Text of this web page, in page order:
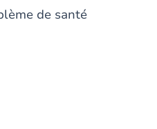
de santé